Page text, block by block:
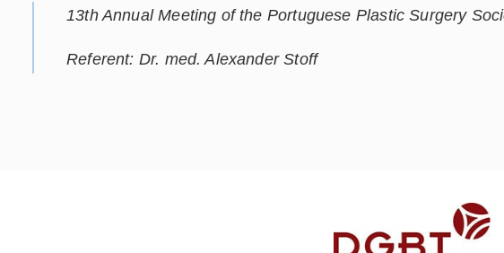
13th Annual Meeting of the Portuguese Plastic Surgery
Referent: Dr. med. Alexander Stoff